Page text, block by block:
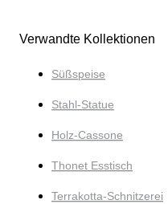
Verwandte Kollektionen
Süßspeise
Stahl-Statue
Holz-Cassone
Thonet Esstisch
Terrakotta-Schnitzerei